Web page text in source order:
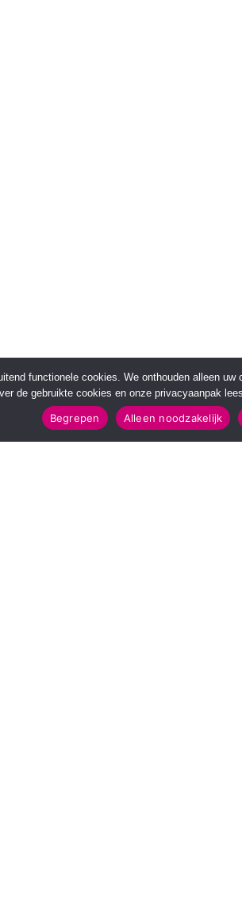
functionele cookies. We onthouden alleen
de gebruikte cookies en onze privacyaanpak
Begrepen Alleen noodzakelijk